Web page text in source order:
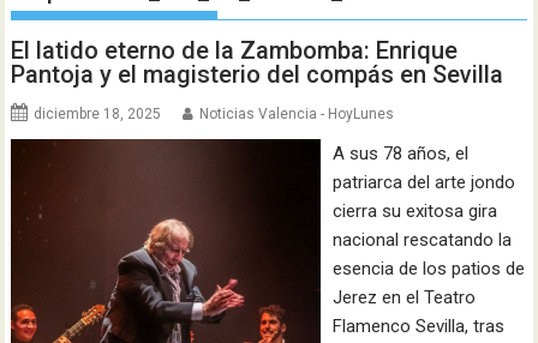
El latido eterno de la Zambomba: Enrique
Pantoja y el magisterio del compás en Sevilla
diciembre 18, 2025 Noticias Valencia - HoyLunes
A sus 78 años, el
patriarca del arte jondo
cierra su exitosa gira
nacional rescatando la
esencia de los patios de
Jerez en el Teatro
Flamenco Sevilla, tras